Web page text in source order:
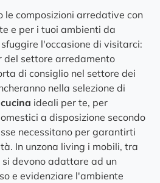
le composizioni arredative con
e per i tuoi ambienti da
l'occasione di visitarci:
del settore arredamento
di consiglio nel settore dei
nella selezione di
ideali per te, per
a disposizione secondo
necessitano per garantirti
In unzona living i mobili, tra
si devono adattare ad un
e evidenziare l'ambiente